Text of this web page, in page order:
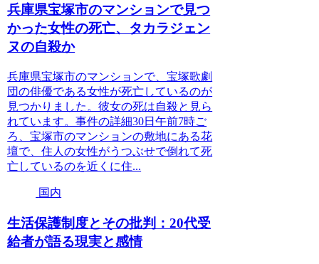
兵庫県宝塚市のマンションで見つ
かった女性の死亡、タカラジェン
ヌの自殺か
兵庫県宝塚市のマンションで、宝塚歌劇
団の俳優である女性が死亡しているのが
見つかりました。彼女の死は自殺と見ら
れています。事件の詳細30日午前7時ご
ろ、宝塚市のマンションの敷地にある花
壇で、住人の女性がうつぶせで倒れて死
亡しているのを近くに住...
国内
生活保護制度とその批判：20代受
給者が語る現実と感情